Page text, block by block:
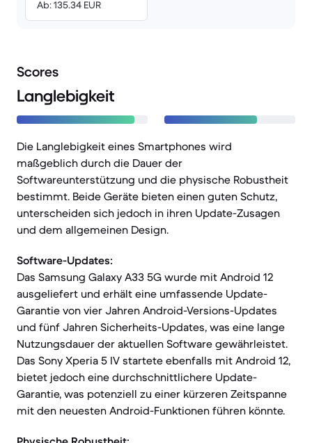
Ab: 135.34 EUR
Scores
Langlebigkeit
Die Langlebigkeit eines Smartphones wird
maßgeblich durch die Dauer der
Softwareunterstützung und die physische Robustheit
bestimmt. Beide Geräte bieten einen guten Schutz,
unterscheiden sich jedoch in ihren Update-Zusagen
und dem allgemeinen Design.
Software-Updates:
Das Samsung Galaxy A33 5G wurde mit Android 12
ausgeliefert und erhält eine umfassende Update-
Garantie von vier Jahren Android-Versions-Updates
und fünf Jahren Sicherheits-Updates, was eine lange
Nutzungsdauer der aktuellen Software gewährleistet.
Das Sony Xperia 5 IV startete ebenfalls mit Android 12,
bietet jedoch eine durchschnittlichere Update-
Garantie, was potenziell zu einer kürzeren Zeitspanne
mit den neuesten Android-Funktionen führen könnte.